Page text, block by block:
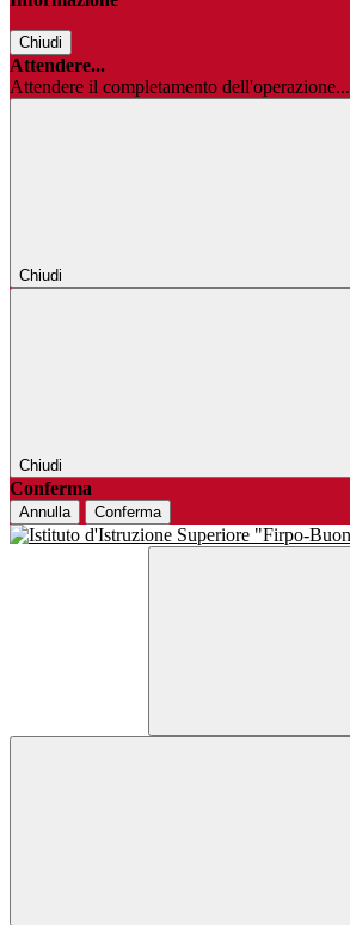
Chiudi
Attendere...
Attendere il completamento dell'operazione...
Chiudi
Chiudi
Conferma
Annulla Conferma